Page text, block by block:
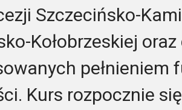
Szczecińsko-
Kołobrzeskiej
pełnieniem
Kurs rozpocznie